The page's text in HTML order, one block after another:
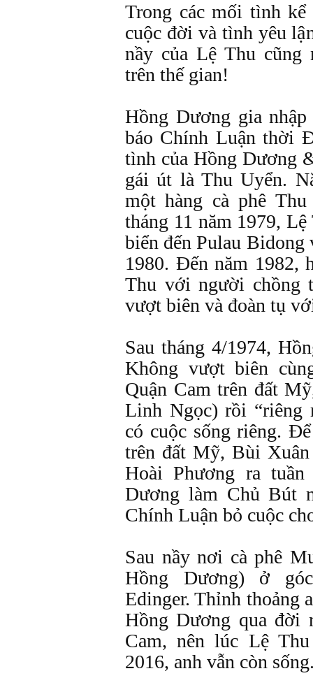
Trong các mối tình kể
cuộc đời và tình yêu
nầy của Lệ Thu cũng
trên thế gian!
Hồng Dương gia
báo Chính Luận thời
tình của Hồng Dương
gái út là Thu Uyển.
một hàng cà phê
tháng 11 năm 1979,
biển đến Pulau Bidong
1980. Đến năm 1982,
Thu với người chồng
vượt biên và đoàn tụ
Sau tháng 4/1974,
Không vượt biên
Quận Cam trên đất
Linh Ngọc) rồi “riêng
có cuộc sống riêng.
trên đất Mỹ, Bùi
Hoài Phương ra
Dương làm Chủ Bút
Chính Luận bỏ cuộc
Sau nầy nơi cà phê
Hồng Dương) ở
Edinger. Thỉnh thoảng
Hồng Dương qua đời
Cam, nên lúc Lệ
2016, anh vẫn còn